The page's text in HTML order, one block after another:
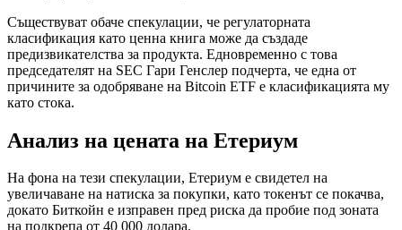
Съществуват обаче спекулации, че регулаторната
класификация като ценна книга може да създаде
предизвикателства за продукта. Едновременно с това
председателят на SEC Гари Генслер подчерта, че една от
причините за одобряване на Bitcoin ETF е класификацията му
като стока.
Анализ на цената на Етериум
На фона на тези спекулации, Етериум е свидетел на
увеличаване на натиска за покупки, като токенът се покачва,
докато Биткойн е изправен пред риска да пробие под зоната
на подкрепа от 40 000 долара.